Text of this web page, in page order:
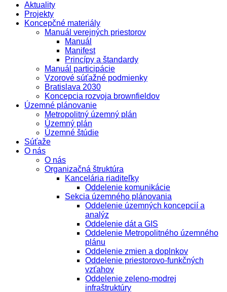
Aktuality
Projekty
Koncepčné materiály
Manuál verejných priestorov
Manuál
Manifest
Princípy a štandardy
Manuál participácie
Vzorové súťažné podmienky
Bratislava 2030
Koncepcia rozvoja brownfieldov
Územné plánovanie
Metropolitný územný plán
Územný plán
Územné štúdie
Súťaže
O nás
O nás
Organizačná štruktúra
Kancelária riaditeľky
Oddelenie komunikácie
Sekcia územného plánovania
Oddelenie územných koncepcií a
analýz
Oddelenie dát a GIS
Oddelenie Metropolitného územného
plánu
Oddelenie zmien a doplnkov
Oddelenie priestorovo-funkčných
vzťahov
Oddelenie zeleno-modrej
infraštruktúry